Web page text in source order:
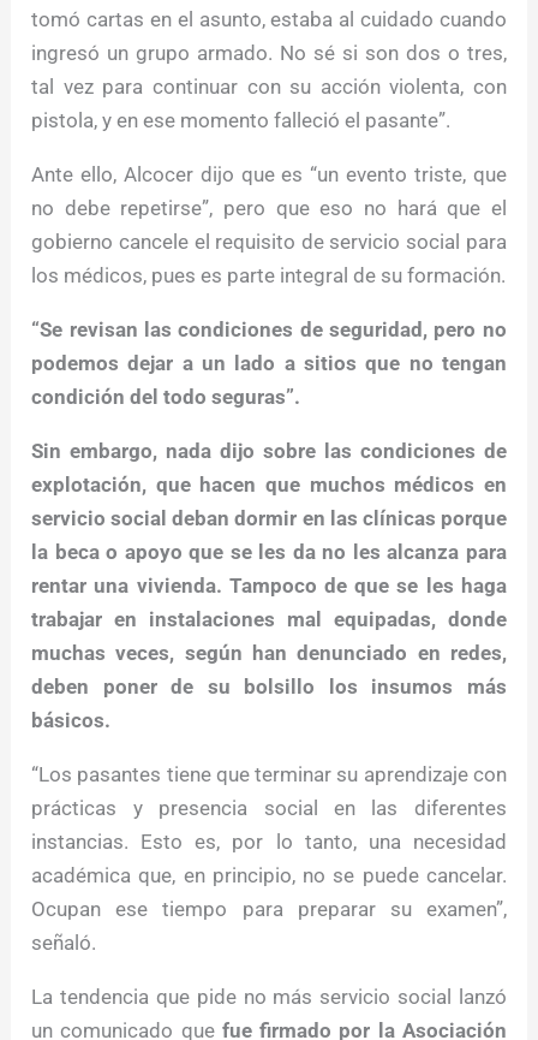
tomó cartas en el asunto, estaba al cuidado cuando
ingresó un grupo armado. No sé si son dos o tres,
tal vez para continuar con su acción violenta, con
pistola, y en ese momento falleció el pasante”.
Ante ello, Alcocer dijo que es “un evento triste, que
no debe repetirse”, pero que eso no hará que el
gobierno cancele el requisito de servicio social para
los médicos, pues es parte integral de su formación.
“Se revisan las condiciones de seguridad, pero no
podemos dejar a un lado a sitios que no tengan
condición del todo seguras”.
Sin embargo, nada dijo sobre las condiciones de
explotación, que hacen que muchos médicos en
servicio social deban dormir en las clínicas porque
la beca o apoyo que se les da no les alcanza para
rentar una vivienda. Tampoco de que se les haga
trabajar en instalaciones mal equipadas, donde
muchas veces, según han denunciado en redes,
deben poner de su bolsillo los insumos más
básicos.
“Los pasantes tiene que terminar su aprendizaje con
prácticas y presencia social en las diferentes
instancias. Esto es, por lo tanto, una necesidad
académica que, en principio, no se puede cancelar.
Ocupan ese tiempo para preparar su examen”,
señaló.
La tendencia que pide no más servicio social lanzó
un comunicado que fue firmado por la Asociación